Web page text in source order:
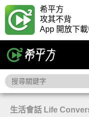
希平方
攻其不背
App 開放下載
生活會話 Life